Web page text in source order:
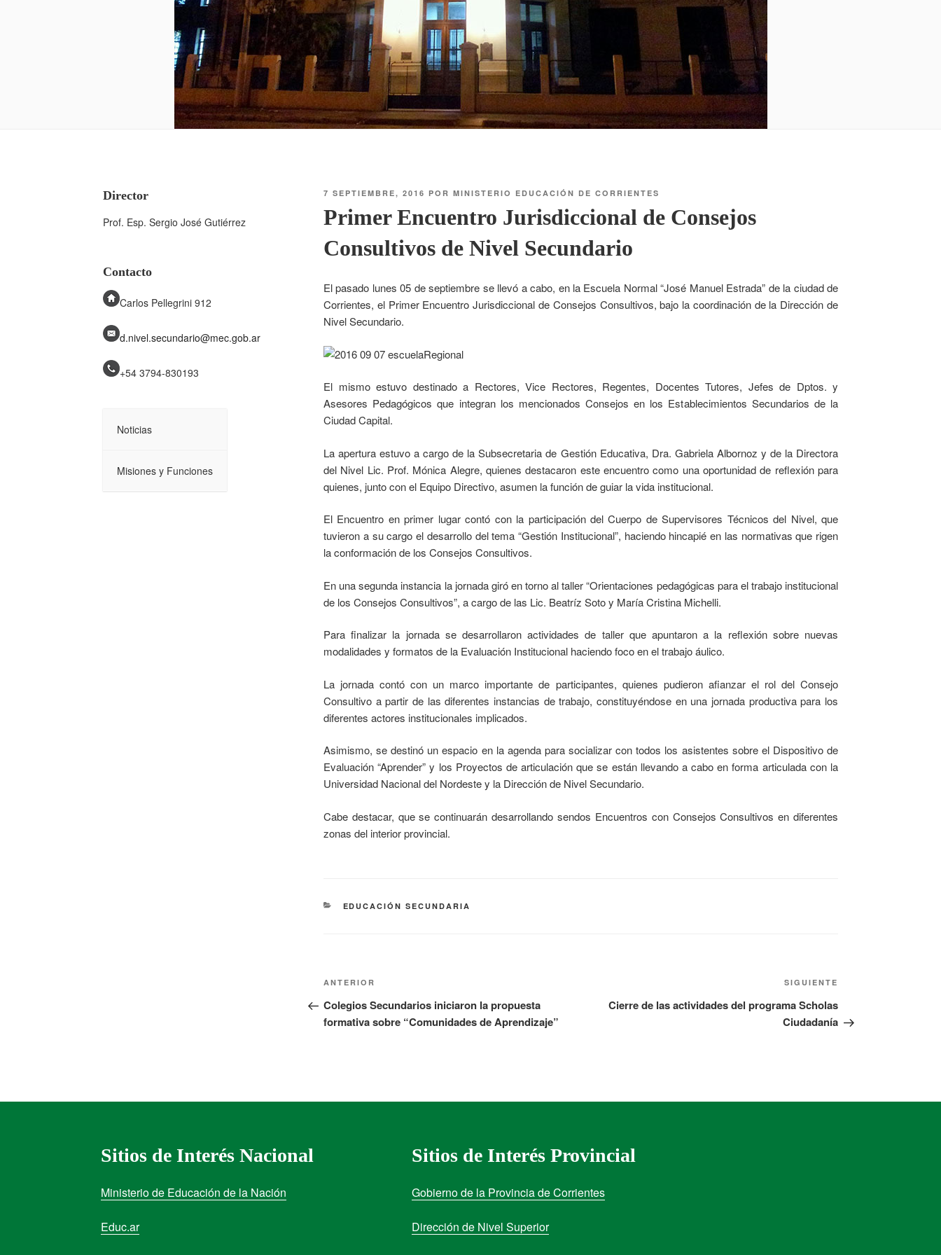
7 SEPTIEMBRE, 2016 POR MINISTERIO EDUCACIÓN DE CORRIENTES
Primer Encuentro Jurisdiccional de Consejos
Consultivos de Nivel Secundario
El pasado lunes 05 de septiembre se llevó a cabo, en la Escuela Normal “José Manuel Estrada” de la ciudad de
Corrientes, el Primer Encuentro Jurisdiccional de Consejos Consultivos, bajo la coordinación de la Dirección de
Nivel Secundario.
El mismo estuvo destinado a Rectores, Vice Rectores, Regentes, Docentes Tutores, Jefes de Dptos. y
Asesores Pedagógicos que integran los mencionados Consejos en los Establecimientos Secundarios de la
Ciudad Capital.
La apertura estuvo a cargo de la Subsecretaria de Gestión Educativa, Dra. Gabriela Albornoz y de la Directora
del Nivel Lic. Prof. Mónica Alegre, quienes destacaron este encuentro como una oportunidad de reflexión para
quienes, junto con el Equipo Directivo, asumen la función de guiar la vida institucional.
El Encuentro en primer lugar contó con la participación del Cuerpo de Supervisores Técnicos del Nivel, que
tuvieron a su cargo el desarrollo del tema “Gestión Institucional”, haciendo hincapié en las normativas que rigen
la conformación de los Consejos Consultivos.
En una segunda instancia la jornada giró en torno al taller “Orientaciones pedagógicas para el trabajo institucional
de los Consejos Consultivos”, a cargo de las Lic. Beatríz Soto y María Cristina Michelli.
Para finalizar la jornada se desarrollaron actividades de taller que apuntaron a la reflexión sobre nuevas
modalidades y formatos de la Evaluación Institucional haciendo foco en el trabajo áulico.
La jornada contó con un marco importante de participantes, quienes pudieron afianzar el rol del Consejo
Consultivo a partir de las diferentes instancias de trabajo, constituyéndose en una jornada productiva para los
diferentes actores institucionales implicados.
Asimismo, se destinó un espacio en la agenda para socializar con todos los asistentes sobre el Dispositivo de
Evaluación “Aprender” y los Proyectos de articulación que se están llevando a cabo en forma articulada con la
Universidad Nacional del Nordeste y la Dirección de Nivel Secundario.
Cabe destacar, que se continuarán desarrollando sendos Encuentros con Consejos Consultivos en diferentes
zonas del interior provincial.
EDUCACIÓN SECUNDARIA
ANTERIOR
Colegios Secundarios iniciaron la propuesta
formativa sobre “Comunidades de Aprendizaje”
SIGUIENTE
Cierre de las actividades del programa Scholas
Ciudadanía
Director
Prof. Esp. Sergio José Gutiérrez
Contacto
Carlos Pellegrini 912
d.nivel.secundario@mec.gob.ar
+54 3794-830193
Noticias
Misiones y Funciones
Sitios de Interés Nacional
Ministerio de Educación de la Nación
Educ.ar
Sitios de Interés Provincial
Gobierno de la Provincia de Corrientes
Dirección de Nivel Superior